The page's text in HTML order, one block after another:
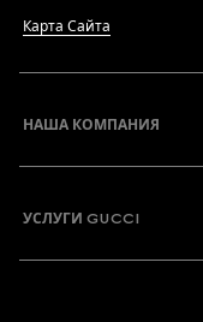
Карта Сайта
НАША КОМПАНИЯ
УСЛУГИ GUCCI